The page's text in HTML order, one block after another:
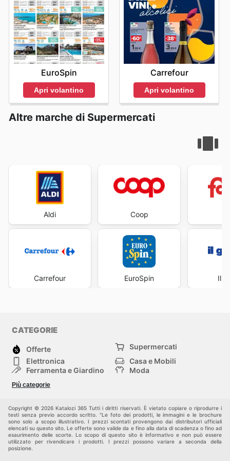
EuroSpin
Apri volantino
Carrefour
Apri volantino
Altre marche di Supermercati
Aldi
Carrefour
Coop
EuroSpin Il
CATEGORIE
Offerte
Supermercati
Elettronica
Casa e Mobili
Ferramenta e Giardino
Moda
Bambini e Neonati
Più categorie
Copyright © 2026 Katalozi 365 Tutti i diritti riservati. È vietato copiare o riprodurre i
testi senza previo accordo scritto. "Le foto dei prodotti, le immagini e le brochure
sono solo a scopo illustrativo. I prezzi scontati provengono dai distributori ufficiali
elencati su questo sito. Le offerte sono valide da e fino alla data di scadenza o fino ad
esaurimento delle scorte. Lo scopo di questo sito è informativo e non può essere
utilizzato per rivendicare i prodotti. I prezzi possono variare a seconda della
posizione.